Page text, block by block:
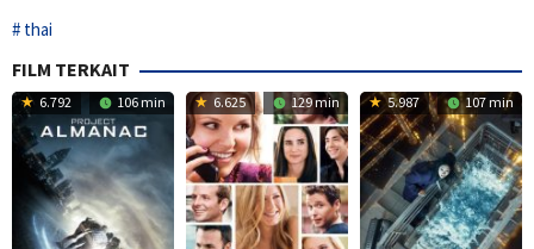
thai
FILM TERKAIT
6.792 106 min 6.625 129 min 5.987 107 min